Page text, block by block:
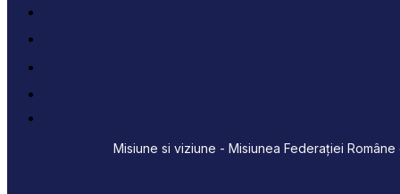
Misiune si viziune - Misiunea Federației